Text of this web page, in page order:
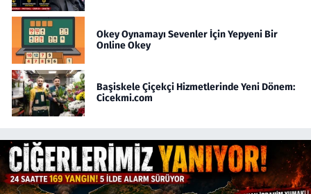
Okey Oynamayı Sevenler İçin Yepyeni Bir
Online Okey
Başiskele Çiçekçi Hizmetlerinde Yeni Dönem:
Cicekmi.com